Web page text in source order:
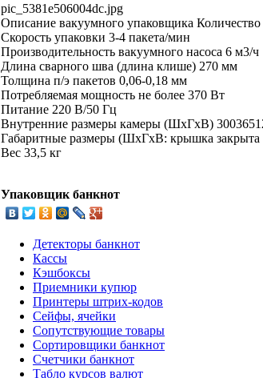
pic_5381e506004dc.jpg
Описание вакуумного упаковщика
Скорость упаковки 3-4 пакета/мин
Производительность вакуумного насоса 6 м3/ч
Длина сварного шва (длина клише) 270 мм
Толщина п/э пакетов 0,06-0,18 мм
Потребляемая мощность не более 370 Вт
Питание 220 В/50 Гц
Внутренние размеры камеры (ШхГхВ)
Габаритные размеры (ШхГхВ: крышка закрыта
Вес 33,5 кг
Упаковщик банкнот
Детекторы банкнот
Кассы
Кэшбоксы
Приемники купюр
Принтеры штрих-кодов
Сейфы, ячейки
Сопутствующие товары
Сортировщики банкнот
Счетчики банкнот
Табло курсов валют